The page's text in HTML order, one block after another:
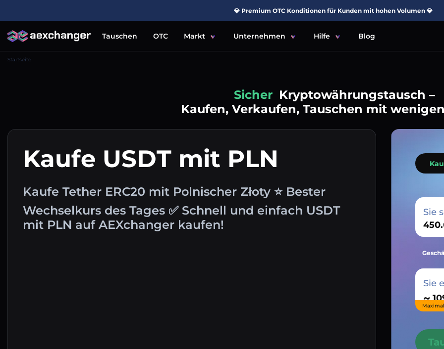
💎 Premium OTC Konditionen für Kunden mit hohen Volumen 💎
Tauschen OTC Markt Unternehmen Hilfe Blog
Startseite
Einfach Kryptowährungstausch –
Kaufen, Verkaufen, Tauschen mit
Kaufe USDT mit PLN
Kaufe Tether ERC20 mit Polnischer Złoty ⭐ Bester
Wechselkurs des Tages ✅ Schnell und einfach USDT
mit PLN auf AEXchanger kaufen!
Sie
Sie
~